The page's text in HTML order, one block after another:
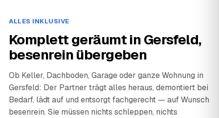
ALLES INKLUSIVE
Komplett geräumt in Gersfeld,
besenrein übergeben
Ob Keller, Dachboden, Garage oder ganze Wohnung in
Gersfeld: Der Partner trägt alles heraus, demontiert bei
Bedarf, lädt auf und entsorgt fachgerecht — auf Wunsch
besenrein. Sie müssen nichts schleppen, nichts